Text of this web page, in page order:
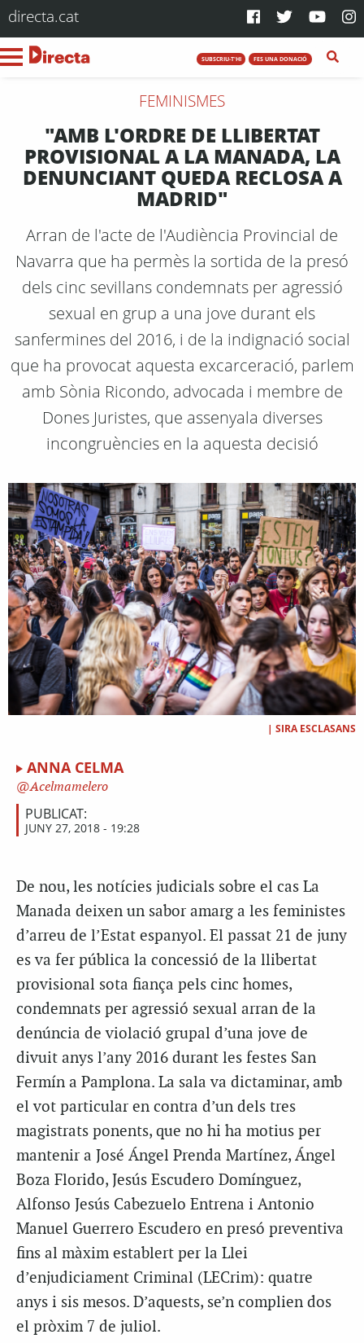
directa.cat
SUBSCRIU-T'HI FES UNA DONACIÓ
FEMINISMES
"AMB L'ORDRE DE LLIBERTAT
PROVISIONAL A LA MANADA, LA
DENUNCIANT QUEDA RECLOSA A
MADRID"
Arran de l'acte de l'Audiència Provincial de
Navarra que ha permès la sortida de la presó
dels cinc sevillans condemnats per agressió
sexual en grup a una jove durant els
sanfermines del 2016, i de la indignació social
que ha provocat aquesta excarceració, parlem
amb Sònia Ricondo, advocada i membre de
Dones Juristes, que assenyala diverses
incongruències en la aquesta decisió
| SIRA ESCLASANS
ANNA CELMA
Acelmamelero
PUBLICAT:
JUNY 27, 2018 - 19:28
De nou, les notícies judicials sobre el cas La
Manada deixen un sabor amarg a les feministes
d’arreu de l’Estat espanyol. El passat 21 de juny
es va fer pública la concessió de la llibertat
provisional sota fiança pels cinc homes,
condemnats per agressió sexual arran de la
denúncia de violació grupal d’una jove de
divuit anys l’any 2016 durant les festes San
Fermín a Pamplona. La sala va dictaminar, amb
el vot particular en contra d’un dels tres
magistrats ponents, que no hi ha motius per
mantenir a José Ángel Prenda Martínez, Ángel
Boza Florido, Jesús Escudero Domínguez,
Alfonso Jesús Cabezuelo Entrena i Antonio
Manuel Guerrero Escudero en presó preventiva
fins al màxim establert per la Llei
d’enjudiciament Criminal (LECrim): quatre
anys i sis mesos. D’aquests, se’n complien dos
el pròxim 7 de juliol.